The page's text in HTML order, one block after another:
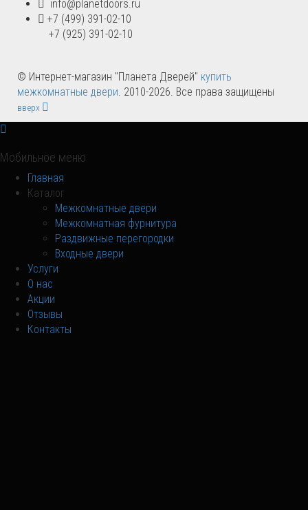
info@planetdoors.ru
+7 (499) 391-02-10
+7 (925) 391-02-10
© Интернет-магазин "Планета Дверей" купить
межкомнатные двери. 2010-2026. Все права защищены
вверх
Мобильное меню
Главная
Каталог
Межкомнатные двери
Межкомнатная фурнитура
Раздвижные перегородки
Входные двери
Услуги
О нас
Акции
Отзывы
Контакты